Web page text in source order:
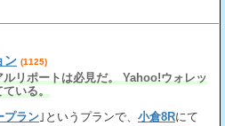
ン (1125)
ルリポートは必見だ。 Yahoo!ウォレッ
ている。
プラン ｣というプランで、 小倉8Rにて